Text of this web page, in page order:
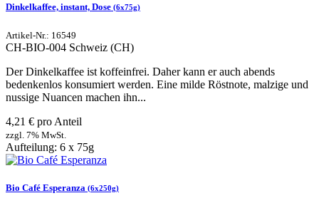
Dinkelkaffee, instant, Dose (6x75g)
Artikel-Nr.: 16549
CH-BIO-004 Schweiz (CH)
Der Dinkelkaffee ist koffeinfrei. Daher kann er auch abends
bedenkenlos konsumiert werden. Eine milde Röstnote, malzige und
nussige Nuancen machen ihn...
4,21 € pro Anteil
zzgl. 7% MwSt.
Aufteilung: 6 x 75g
Bio Café Esperanza (6x250g)